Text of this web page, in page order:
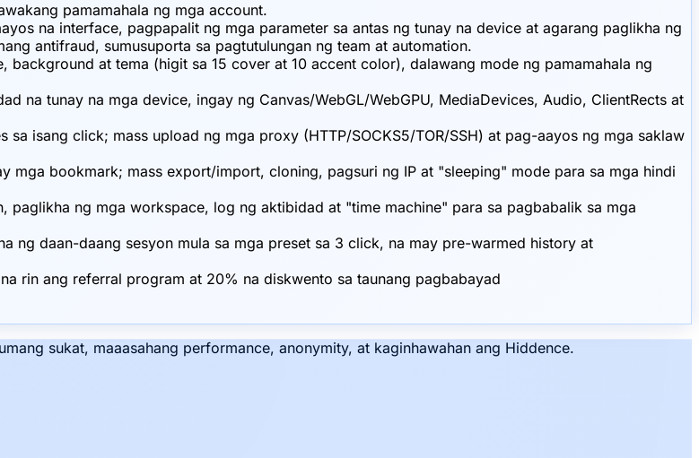
pamamahala ng mga account.
na interface, pagpapalit ng mga parameter sa antas ng tunay na device at agarang paglikha ng
antifraud, sumusuporta sa pagtutulungan ng team at automation.
at tema (higit sa 15 cover at 10 accent color), dalawang mode ng pamamahala ng
na tunay na mga device, ingay ng Canvas/WebGL/WebGPU, MediaDevices, Audio, ClientRects at
isang click; mass upload ng mga proxy (HTTP/SOCKS5/TOR/SSH) at pag-aayos ng mga saklaw
mga bookmark; mass export/import, cloning, pagsuri ng IP at "sleeping" mode para sa mga hindi
paglikha ng mga workspace, log ng aktibidad at "time machine" para sa pagbabalik sa mga
ng daan-daang sesyon mula sa mga preset sa 3 click, na may pre-warmed history at
rin ang referral program at 20% na diskwento sa taunang pagbabayad
sukat, maaasahang performance, anonymity, at kaginhawahan ang Hiddence.